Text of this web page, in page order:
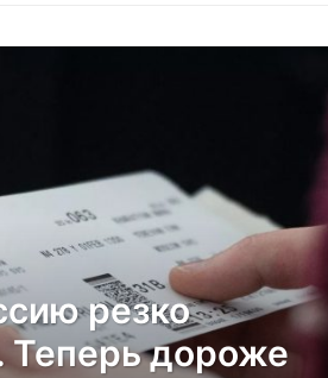
резко
Теперь дороже